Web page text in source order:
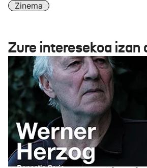
Zinema
Zure interesekoa izan